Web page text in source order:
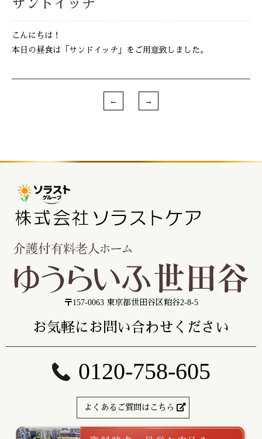
サンドイッチ
こんにちは！
本日の昼食は「サンドイッチ」をご用意致しました。
〒157-0063 東京都世田谷区粕谷2-8-5
お気軽にお問い合わせください
0120-758-605
よくあるご質問はこちら